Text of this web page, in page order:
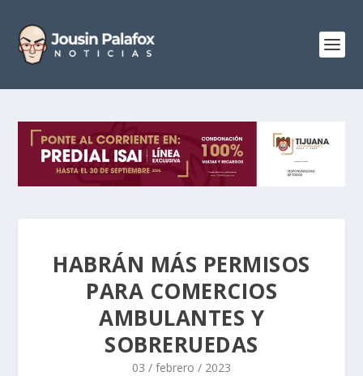
HABRÁN MÁS PERMISOS
PARA COMERCIOS
AMBULANTES Y
SOBRERUEDAS
03 / febrero / 2023